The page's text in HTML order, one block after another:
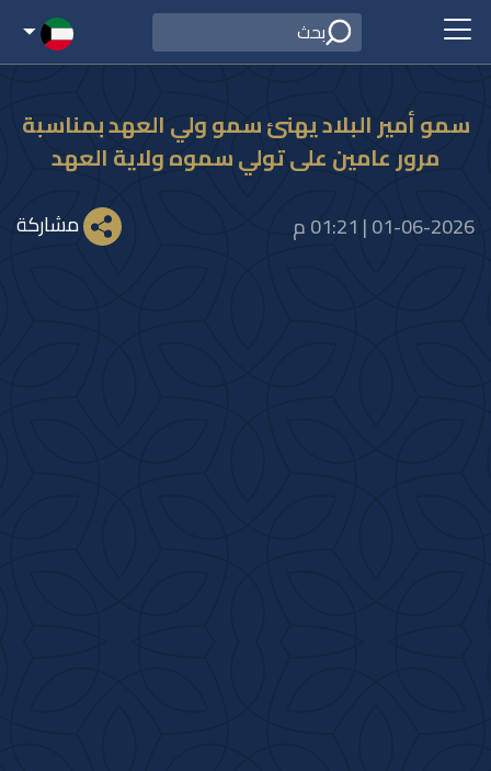
سمو أمير البلاد يهنئ سمو ولي العهد بمناسبة
مرور عامين على تولي سموه ولاية العهد
01-06-2026 | 01:21 م